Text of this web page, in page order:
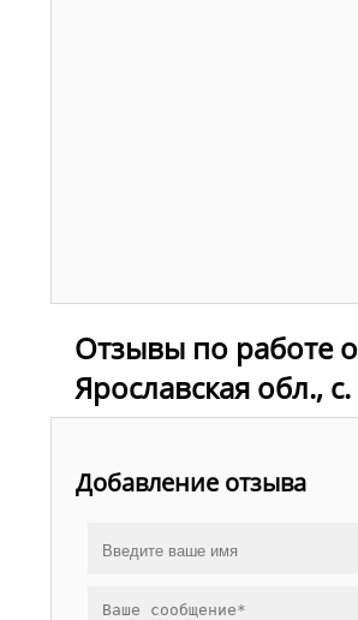
Отзывы по работе
Ярославская обл.,
Добавление отзыва